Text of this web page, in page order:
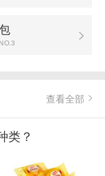
查看全部
类？